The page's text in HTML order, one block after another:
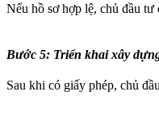
Nếu hồ sơ hợp lệ, chủ đầu
Bước 5: Triển khai xây
Sau khi có giấy phép, chủ